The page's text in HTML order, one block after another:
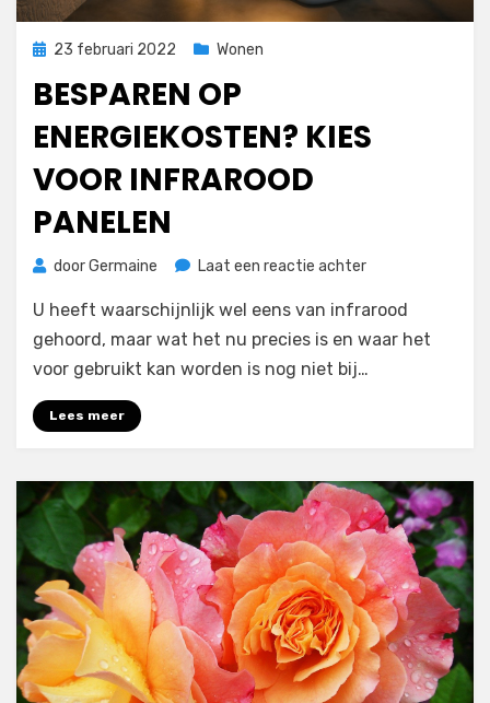
Geplaatst
23 februari 2022 Wonen
BESPAREN OP
ENERGIEKOSTEN? KIES
VOOR INFRAROOD
PANELEN
doorGermaine Laat een reactie achterop
op
energiekosten?
U heeft waarschijnlijk wel eens van infrarood
gehoord, maar wat het nu precies is en waar het
voor gebruikt kan worden is nog niet bij…
Lees meer